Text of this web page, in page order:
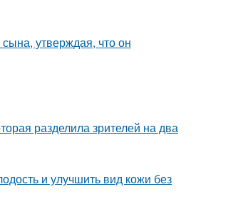
утверждая, что он
разделила зрителей на два
и улучшить вид кожи без